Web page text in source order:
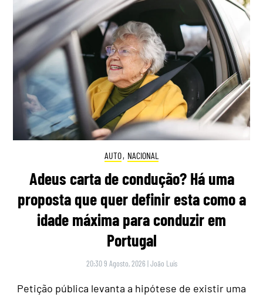
AUTO, NACIONAL
Adeus carta de condução? Há uma
proposta que quer definir esta como a
idade máxima para conduzir em
Portugal
20:30 9 Agosto, 2026 |João Luís
Petição pública levanta a hipótese de existir uma